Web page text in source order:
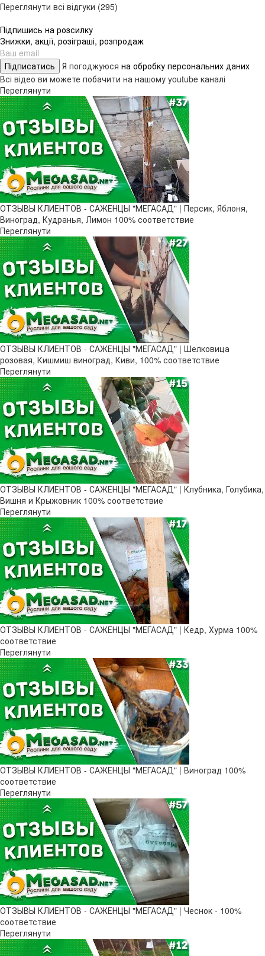
Переглянути всі відгуки (295)
Підпишись на розсилку
Знижки, акції, розіграші, розпродаж
Підписатись Я погоджуюся на обробку персональних даних
Всі відео ви можете побачити на нашому youtube каналі
Переглянути
ОТЗЫВЫ КЛИЕНТОВ - САЖЕНЦЫ "МЕГАСАД" | Персик, Яблоня,
Виноград, Кудранья, Лимон 100% соответствие
Переглянути
ОТЗЫВЫ КЛИЕНТОВ - САЖЕНЦЫ "МЕГАСАД" | Шелковица
розовая, Кишмиш виноград, Киви, 100% соответствие
Переглянути
ОТЗЫВЫ КЛИЕНТОВ - САЖЕНЦЫ "МЕГАСАД" | Клубника, Голубика,
Вишня и Крыжовник 100% соответствие
Переглянути
ОТЗЫВЫ КЛИЕНТОВ - САЖЕНЦЫ "МЕГАСАД" | Кедр, Хурма 100%
соответствие
Переглянути
ОТЗЫВЫ КЛИЕНТОВ - САЖЕНЦЫ "МЕГАСАД" | Виноград 100%
соответствие
Переглянути
ОТЗЫВЫ КЛИЕНТОВ - САЖЕНЦЫ "МЕГАСАД" | Чеснок - 100%
соответствие
Переглянути